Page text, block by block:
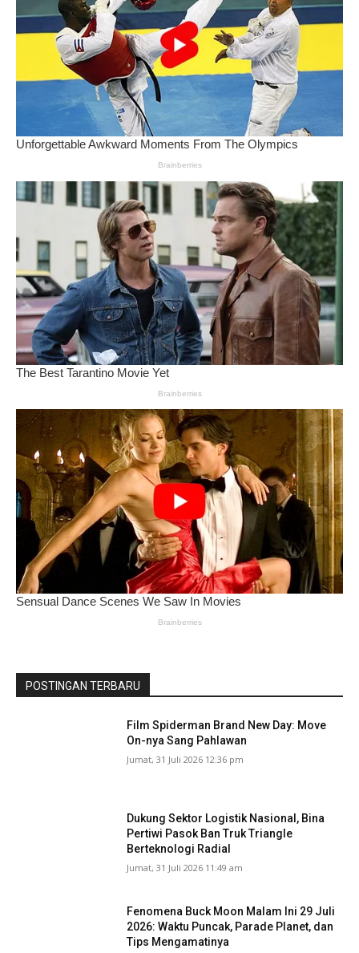
POSTINGAN TERBARU
Film Spiderman Brand New Day: Move
On-nya Sang Pahlawan
Jumat, 31 Juli 2026 12:36 pm
Dukung Sektor Logistik Nasional, Bina
Pertiwi Pasok Ban Truk Triangle
Berteknologi Radial
Jumat, 31 Juli 2026 11:49 am
Fenomena Buck Moon Malam Ini 29 Juli
2026: Waktu Puncak, Parade Planet, dan
Tips Mengamatinya